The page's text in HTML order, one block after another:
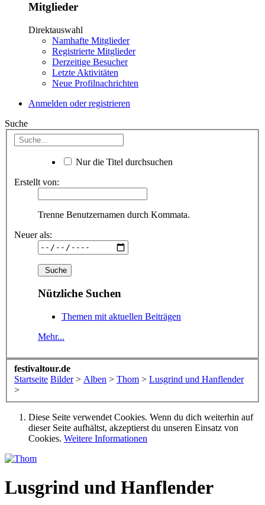
Mitglieder
Direktauswahl
Namhafte Mitglieder
Registrierte Mitglieder
Derzeitige Besucher
Letzte Aktivitäten
Neue Profilnachrichten
Anmelden oder registrieren
Suche
Nur die Titel durchsuchen
Erstellt von:
Trenne Benutzernamen durch Kommata.
Neuer als:
Nützliche Suchen
Themen mit aktuellen Beiträgen
Mehr...
festivaltour.de
Startseite Bilder > Alben > Thom > Lusgrind und Hanflender
>
Diese Seite verwendet Cookies. Wenn du dich weiterhin auf
dieser Seite aufhältst, akzeptierst du unseren Einsatz von
Cookies. Weitere Informationen
Lusgrind und Hanflender